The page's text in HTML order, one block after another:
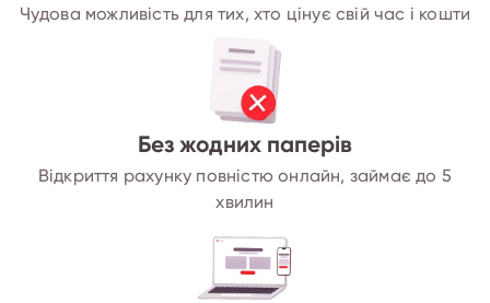
Чудова можливість для тих, хто цінує свій час і кошти
Без жодних паперів
Відкриття рахунку повністю онлайн, займає до 5
хвилин